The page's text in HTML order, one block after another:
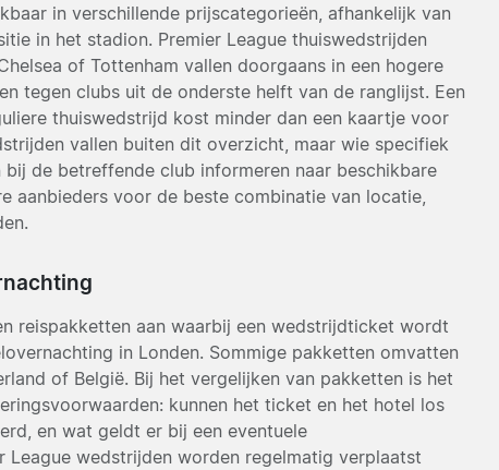
in verschillende prijscategorieën, afhankelijk van
in het stadion. Premier League thuiswedstrijden
of Tottenham vallen doorgaans in een hogere
tegen clubs uit de onderste helft van de ranglijst. Een
thuiswedstrijd kost minder dan een kaartje voor
vallen buiten dit overzicht, maar wie specifiek
de betreffende club informeren naar beschikbare
aanbieders voor de beste combinatie van locatie,
reispakketten aan waarbij een wedstrijdticket wordt
in Londen. Sommige pakketten omvatten
of België. Bij het vergelijken van pakketten is het
kunnen het ticket en het hotel los
en wat geldt er bij een eventuele
League wedstrijden worden regelmatig verplaatst